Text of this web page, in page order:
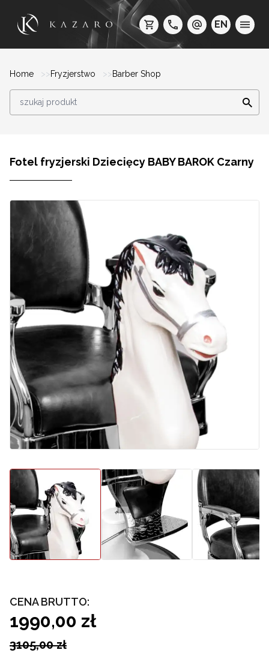
EN
Home Fryzjerstwo Barber Shop
Fotel fryzjerski Dziecięcy BABY BAROK Czarny
CENA BRUTTO:
1990,00 zł
3105,00 zł